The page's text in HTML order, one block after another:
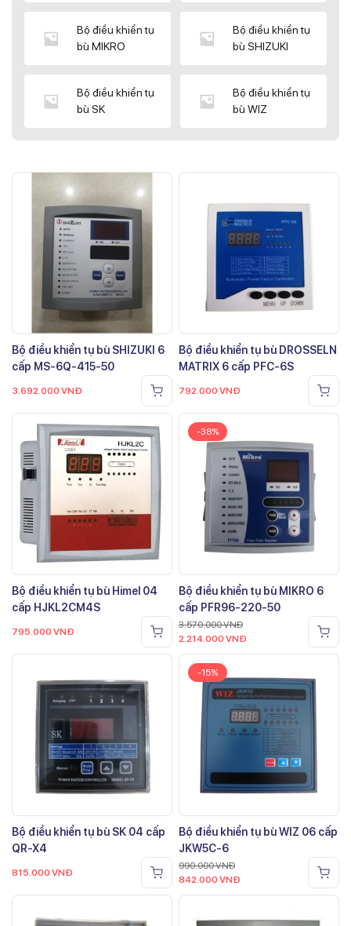
Bộ điều khiển tụ
bù MIKRO
Bộ điều khiển tụ
bù SHIZUKI
Bộ điều khiển tụ
bù SK
Bộ điều khiển tụ
bù WIZ
Bộ điều khiển tụ bù SHIZUKI 6
cấp MS-6Q-415-50
3.692.000 VNĐ
Bộ điều khiển tụ bù DROSSELN
MATRIX 6 cấp PFC-6S
792.000 VNĐ
Bộ điều khiển tụ bù Himel 04
cấp HJKL2CM4S
795.000 VNĐ
-38%
Bộ điều khiển tụ bù MIKRO 6
cấp PFR96-220-50
3.570.000VNĐ
2.214.000 VNĐ
Bộ điều khiển tụ bù SK 04 cấp
QR-X4
815.000 VNĐ
-15%
Bộ điều khiển tụ bù WIZ 06 cấp
JKW5C-6
990.000VNĐ
842.000 VNĐ